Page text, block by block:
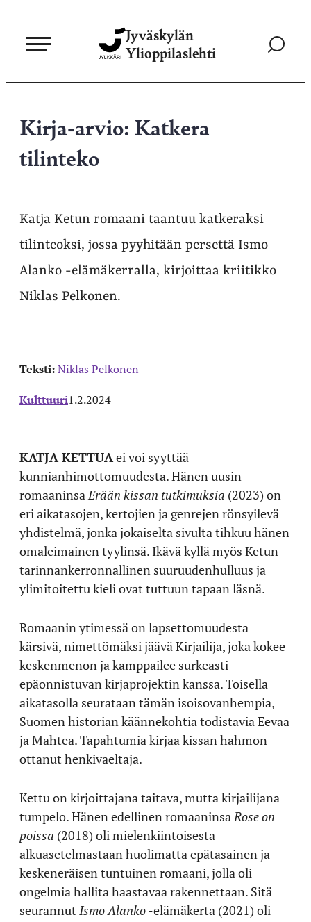
sisältöön
Jyväskylän
Ylioppilaslehti
Siirry
Kirja-arvio: Katkera
tilinteko
Katja Ketun romaani taantuu katkeraksi
tilinteoksi, jossa pyyhitään persettä Ismo
Alanko -elämäkerralla, kirjoittaa kriitikko
Niklas Pelkonen.
Teksti:Niklas Pelkonen
Kulttuuri1.2.2024
KATJA KETTUAei voi syyttää
kunnianhimottomuudesta. Hänen uusin
romaaninsaErään kissan tutkimuksia (2023) on
eri aikatasojen, kertojien ja genrejen rönsyilevä
yhdistelmä, jonka jokaiselta sivulta tihkuu hänen
omaleimainen tyylinsä. Ikävä kyllä myös Ketun
tarinnankerronnallinen suuruudenhulluus ja
ylimitoitettu kieli ovat tuttuun tapaan läsnä.
Romaanin ytimessä on lapsettomuudesta
kärsivä, nimettömäksi jäävä Kirjailija, joka kokee
keskenmenon ja kamppailee surkeasti
epäonnistuvan kirjaprojektin kanssa. Toisella
aikatasolla seurataan tämän isoisovanhempia,
Suomen historian käännekohtia todistavia Eevaa
ja Mahtea. Tapahtumia kirjaa kissan hahmon
ottanut henkivaeltaja.
Kettu on kirjoittajana taitava, mutta kirjailijana
tumpelo. Hänen edellinen romaaninsaRose on
poissa (2018) oli mielenkiintoisesta
alkuasetelmastaan huolimatta epätasainen ja
keskeneräisen tuntuinen romaani, jolla oli
ongelmia hallita haastavaa rakennettaan. Sitä
seurannut Ismo Alanko-elämäkerta (2021) oli